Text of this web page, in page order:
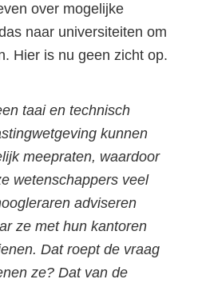
over mogelijke
naar universiteiten om
Hier is nu geen zicht op.
taai en technisch
kunnen
meepraten, waardoor
wetenschappers veel
adviseren
ze met hun kantoren
Dat roept de vraag
ze? Dat van de